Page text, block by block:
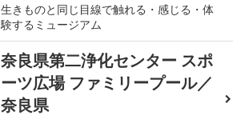
生きものと同じ目線で触れる・感じる・体
験するミュージアム
奈良県第二浄化センター スポ
ーツ広場 ファミリープール／
奈良県